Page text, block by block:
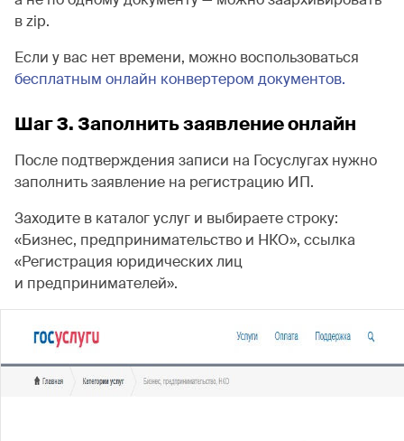
в zip.
Если у вас нет времени, можно воспользоваться
бесплатным онлайн конвертером документов.
Шаг 3. Заполнить заявление онлайн
После подтверждения записи на Госуслугах нужно
заполнить заявление на регистрацию ИП.
Заходите в каталог услуг и выбираете строку:
«Бизнес, предпринимательство и НКО», ссылка
«Регистрация юридических лиц
и предпринимателей».